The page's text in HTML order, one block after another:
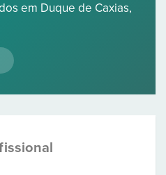
em Duque de Caxias,